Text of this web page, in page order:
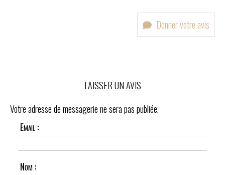
Donner votre avis
LAISSER UN AVIS
Votre adresse de messagerie ne sera pas publiée.
Email :
Nom :